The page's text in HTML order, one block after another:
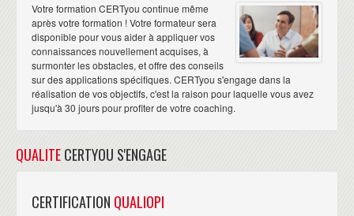
Votre formation CERTyou continue même
après votre formation ! Votre formateur sera
disponible pour vous aider à appliquer vos
connaissances nouvellement acquises, à
surmonter les obstacles, et offre des conseils
sur des applications spécifiques. CERTyou s'engage dans la
réalisation de vos objectifs, c'est la raison pour laquelle vous avez
jusqu'à 30 jours pour profiter de votre coaching.
QUALITECERTYOU S'ENGAGE
CERTIFICATION QUALIOPI